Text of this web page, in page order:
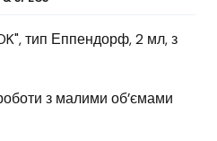
тип Еппендорф, 2 мл, з
з малими об’ємами